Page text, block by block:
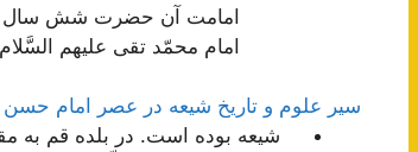
امام محمّد تقى عليهم
سیر علوم و تاریخ شیعه در عصر امام
شیعه بوده است. در بلده قم به